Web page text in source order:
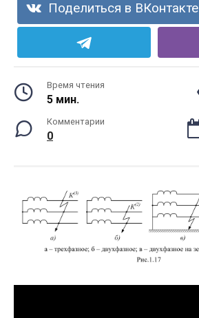
Поделиться в ВКонтакте
Время чтения
5 мин.
Комментарии
0